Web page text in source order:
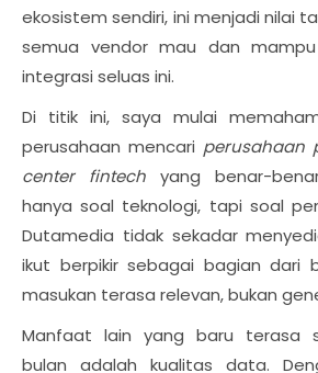
ekosistem sendiri, ini menjadi nilai
semua vendor mau dan
integrasi seluas ini.
Di titik ini, saya mulai
perusahaan mencari perusahaan
center fintech yang benar-
hanya soal teknologi, tapi soal
Dutamedia tidak sekadar
ikut berpikir sebagai bagian dari
masukan terasa relevan, bukan
Manfaat lain yang baru terasa
bulan adalah kualitas data.